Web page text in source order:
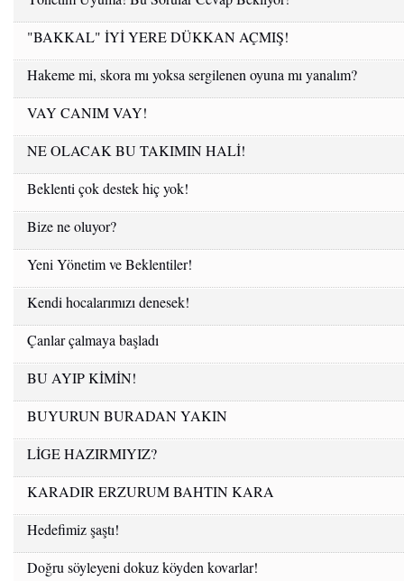
"BAKKAL" İYİ YERE DÜKKAN AÇMIŞ!
Hakeme mi, skora mı yoksa sergilenen oyuna mı yanalım?
VAY CANIM VAY!
NE OLACAK BU TAKIMIN HALİ!
Beklenti çok destek hiç yok!
Bize ne oluyor?
Yeni Yönetim ve Beklentiler!
Kendi hocalarımızı denesek!
Çanlar çalmaya başladı
BU AYIP KİMİN!
BUYURUN BURADAN YAKIN
LİGE HAZIRMIYIZ?
KARADIR ERZURUM BAHTIN KARA
Hedefimiz şaştı!
Doğru söyleyeni dokuz köyden kovarlar!